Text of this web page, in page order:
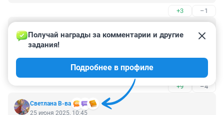
тело на маркетплейсах не покупать. Здоровье
дороже.
+3 –1
25 июня 2025, 11:13
Если народ ещё не прочухал, то я вам скажу, и товары
для дома, и косметика, и много чего ещё в магазинах
у дома стоят сейчас дешевле, чем в этих *цензура*
маркетплейсах. Могут хоть тысячами комиссий друг
друга обложить, я за это платить не буду.
+9 –4
Светлана В-ва
Получай награды за комментарии и другие
задания!
Подробнее в профиле
25 июня 2025, 10:45